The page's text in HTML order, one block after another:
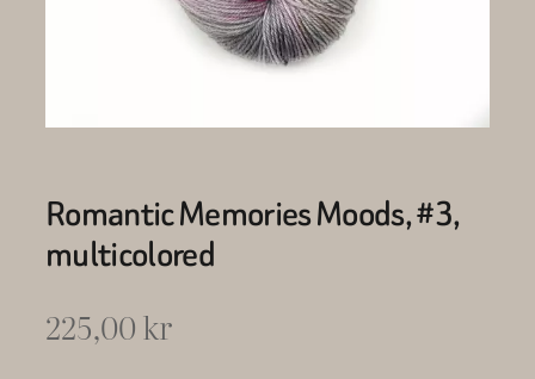
Romantic Memories Moods, #3,
multicolored
225,00kr